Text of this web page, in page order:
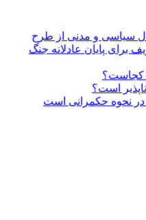
حمایت بیش از ۳۷۵ فعال سیاسی و مدنی از طرح
برای پایان عادلانه جنگ
کجاست؟
است؟
نحوه حکمرانی است